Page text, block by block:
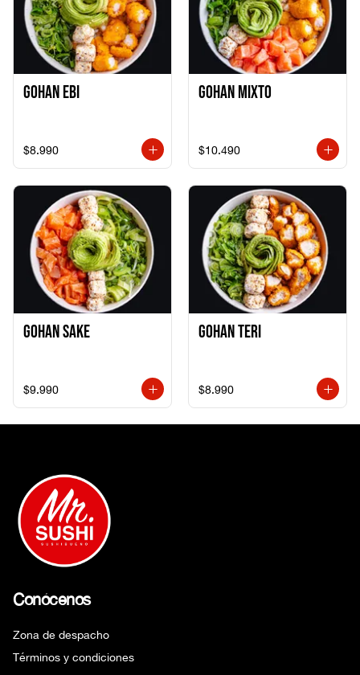
Gohan Ebi
$8.990
Gohan Mixto
$10.490
Gohan Sake
$9.990
Gohan Teri
$8.990
Conócenos
Zona de despacho
Términos y condiciones